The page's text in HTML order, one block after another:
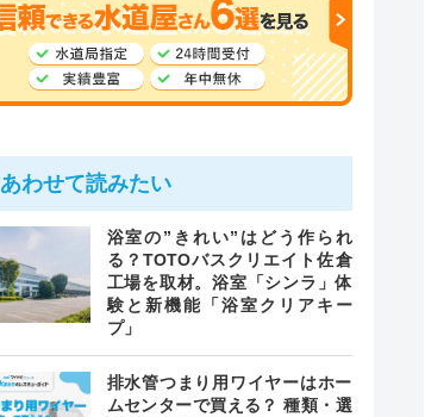
あわせて読みたい
浴室の”きれい”はどう作られ
る？TOTOバスクリエイト佐倉
工場を取材。浴室「シンラ」体
験と新機能「浴室クリアキー
プ」
排水管つまり用ワイヤーはホー
ムセンターで買える？ 種類・選